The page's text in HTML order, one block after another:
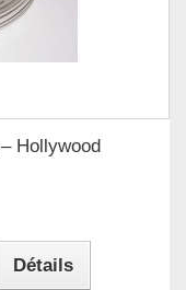
Hollywood
Détails